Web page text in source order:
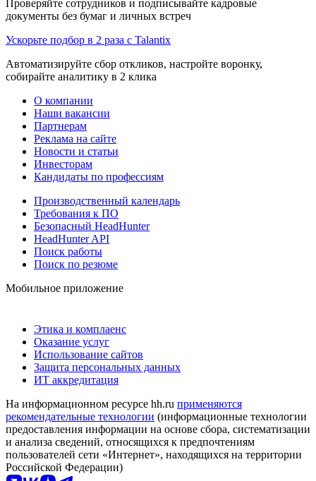
Проверяйте сотрудников и подписывайте кадровые
документы без бумаг и личных встреч
Ускорьте подбор в 2 раза с Talantix
Автоматизируйте сбор откликов, настройте воронку,
собирайте аналитику в 2 клика
О компании
Наши вакансии
Партнерам
Реклама на сайте
Новости и статьи
Инвесторам
Кандидаты по профессиям
Производственный календарь
Требования к ПО
Безопасный HeadHunter
HeadHunter API
Поиск работы
Поиск по резюме
Мобильное приложение
Этика и комплаенс
Оказание услуг
Использование сайтов
Защита персональных данных
ИТ аккредитация
На информационном ресурсе hh.ru применяются
рекомендательные технологии (информационные технологии
предоставления информации на основе сбора, систематизации
и анализа сведений, относящихся к предпочтениям
пользователей сети «Интернет», находящихся на территории
Российской Федерации)